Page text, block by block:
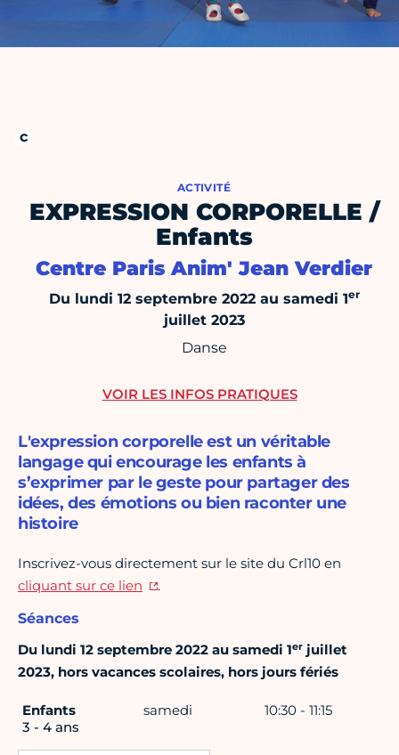
ACTIVITÉ
EXPRESSION CORPORELLE /
Enfants
Centre Paris Anim' Jean Verdier
Du lundi 12 septembre 2022 au samedi 1er
juillet 2023
Danse
L'expression corporelle est un véritable
langage qui encourage les enfants à
s’exprimer par le geste pour partager des
idées, des émotions ou bien raconter une
histoire
Inscrivez-vous directement sur le site du Crl10 en
cliquant sur ce lien
.
Séances
Du lundi 12 septembre 2022 au samedi 1er juillet
2023, hors vacances scolaires, hors jours fériés
Enfants
3 - 4 ans
samedi 10:30 - 11:15
VOIR LES INFOS PRATIQUES